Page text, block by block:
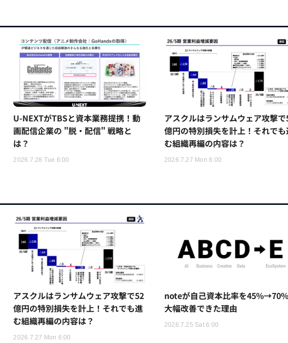
U-NEXTがTBSと資本業務提携！動
画配信企業の "脱・配信" 戦略と
は？
2026.7.28 Tue 6:00
アスクルはランサムウェア攻撃
億円の特別損失を計上！それでも
む組織再編の内容は？
2026.7.27 Mon 6:00
アスクルはランサムウェア攻撃で52
億円の特別損失を計上！それでも進
む組織再編の内容は？
2026.7.27 Mon 6:00
noteが自己資本比率を
大幅改善できた理由
2026.7.25 Sat 6:00